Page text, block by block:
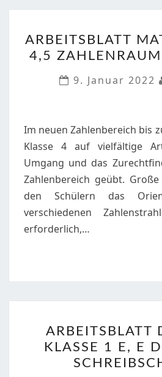
4,5
10
000
ARBEITSBLATT
4,5
9. Januar 2022
Im neuen Zahlenbereich bis
Klasse 4 auf vielfältige
Umgang und das
Zahlenbereich geübt.
den Schülern das
verschiedenen
erforderlich,…
1
ARBEITSBLATT
KLASSE 1 E, E